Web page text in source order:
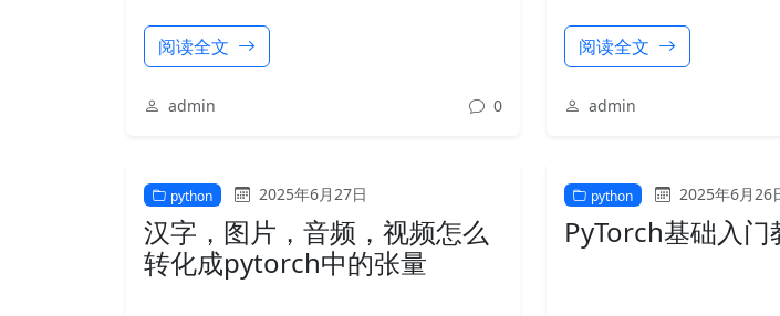
阅读全文
admin 0
阅读全文
admin
python 2025年6月27日
汉字，图片，音频，视频怎么
转化成pytorch中的张量
python 2025年6月26
PyTorch基础入门